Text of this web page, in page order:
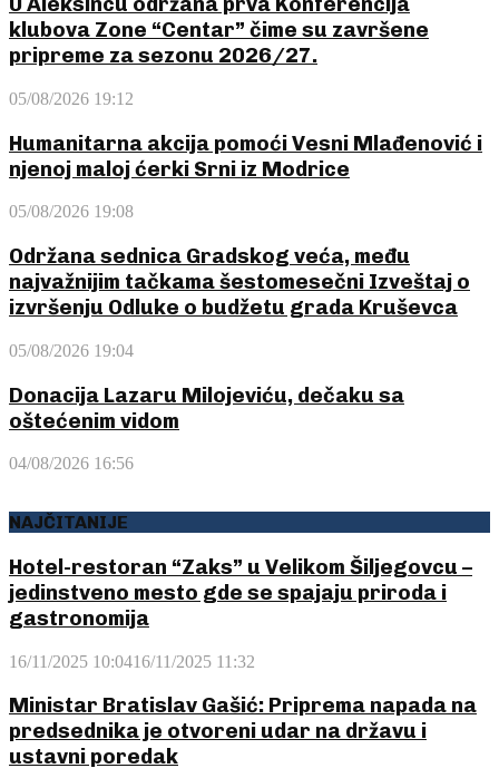
klubova Zone “Centar” čime su završene
pripreme za sezonu 2026/27.
05/08/2026 19:12
Humanitarna akcija pomoći Vesni Mlađenović i
njenoj maloj ćerki Srni iz Modrice
05/08/2026 19:08
Održana sednica Gradskog veća, među
najvažnijim tačkama šestomesečni Izveštaj o
izvršenju Odluke o budžetu grada Kruševca
05/08/2026 19:04
Donacija Lazaru Milojeviću, dečaku sa
oštećenim vidom
04/08/2026 16:56
NAJČITANIJE
Hotel-restoran “Zaks” u Velikom Šiljegovcu –
jedinstveno mesto gde se spajaju priroda i
gastronomija
16/11/2025 10:0416/11/2025 11:32
Ministar Bratislav Gašić: Priprema napada na
predsednika je otvoreni udar na državu i
ustavni poredak